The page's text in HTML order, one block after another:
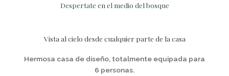
Despertate en el medio del bosque
Vista al cielo desde cualquier parte de la casa
Hermosa casa de diseño, totalmente equipada para
6 personas.